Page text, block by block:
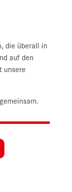
die überall in
auf den
unsere